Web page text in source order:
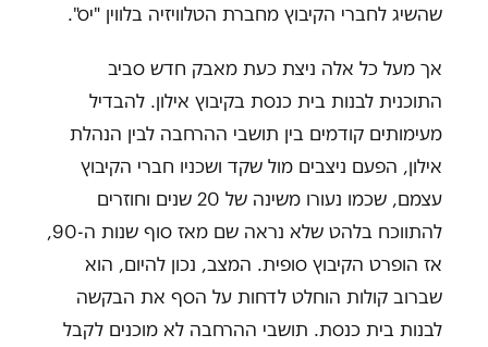
שהשיג לחברי הקיבוץ מחברת הטלוויזיה בלווין "יס".
אך מעל כל אלה ניצת כעת מאבק חדש סביב
התוכנית לבנות בית כנסת בקיבוץ אילון. להבדיל
מעימותים קודמים בין תושבי ההרחבה לבין הנהלת
אילון, הפעם ניצבים מול שקד ושכניו חברי הקיבוץ
עצמם, שכמו נעורו משינה של 20 שנים וחוזרים
להתווכח בלהט שלא נראה שם מאז סוף שנות ה-90,
אז הופרט הקיבוץ סופית. המצב, נכון להיום, הוא
שברוב קולות הוחלט לדחות על הסף את הבקשה
לבנות בית כנסת. תושבי ההרחבה לא מוכנים לקבל